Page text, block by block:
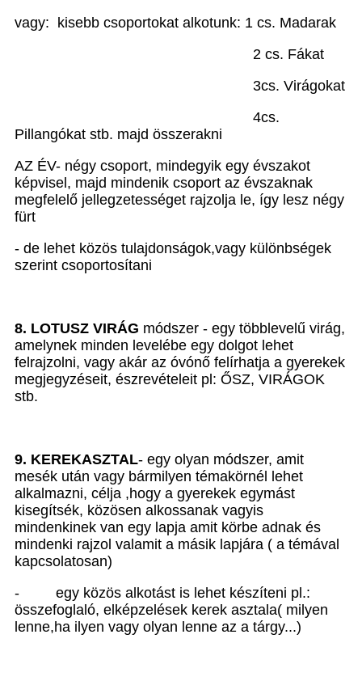
vagy: kisebb csoportokat alkotunk: 1 cs. Madarak
2 cs. Fákat
3cs. Virágokat
4cs.
Pillangókat stb. majd összerakni
AZ ÉV- négy csoport, mindegyik egy évszakot
képvisel, majd mindenik csoport az évszaknak
megfelelő jellegzetességet rajzolja le, így lesz négy
fürt
- de lehet közös tulajdonságok,vagy különbségek
szerint csoportosítani
8. LOTUSZ VIRÁG módszer - egy többlevelű virág,
amelynek minden levelébe egy dolgot lehet
felrajzolni, vagy akár az óvónő felírhatja a gyerekek
megjegyzéseit, észrevételeit pl: ŐSZ, VIRÁGOK
stb.
9. KEREKASZTAL- egy olyan módszer, amit
mesék után vagy bármilyen témakörnél lehet
alkalmazni, célja ,hogy a gyerekek egymást
kisegítsék, közösen alkossanak vagyis
mindenkinek van egy lapja amit körbe adnak és
mindenki rajzol valamit a másik lapjára ( a témával
kapcsolatosan)
- egy közös alkotást is lehet készíteni pl.:
összefoglaló, elképzelések kerek asztala( milyen
lenne,ha ilyen vagy olyan lenne az a tárgy...)